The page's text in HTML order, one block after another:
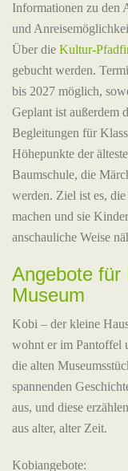
Informationen zu den
und
Über die Kultur-
gebucht werden.
bis 2027 möglich,
Geplant ist außerdem
Begleitungen für
Höhepunkte der
Baumschule, die
werden. Ziel ist es,
machen und sie
anschauliche Weise
Angebote für
Museum
Kobi – der kleine
wohnt er im Pantoffel
die alten
spannenden
aus, und diese
aus alter, alter Zeit.
Kobiangebote: